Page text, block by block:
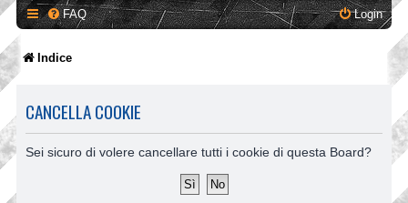
FAQ Login
Indice
CANCELLA COOKIE
Sei sicuro di volere cancellare tutti i cookie di questa Board?